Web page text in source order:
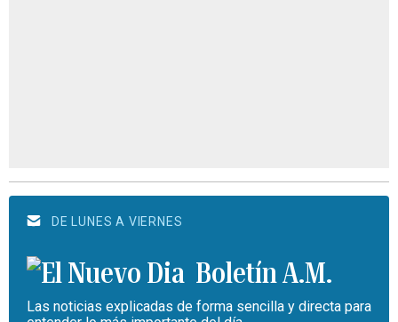
DE LUNES A VIERNES
Boletín A.M.
Las noticias explicadas de forma sencilla y directa para